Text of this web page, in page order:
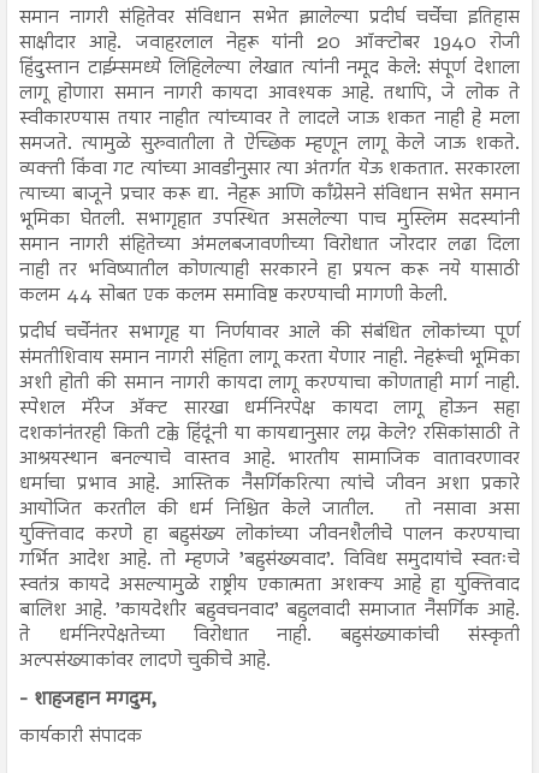
समान नागरी संहितेवर संविधान सभेत झालेल्या प्रदीर्घ चर्चेचा इतिहास
साक्षीदार आहे. जवाहरलाल नेहरू यांनी 20 ऑक्टोबर 1940 रोजी
हिंदुस्तान टाईम्समध्ये लिहिलेल्या लेखात त्यांनी नमूद केले: संपूर्ण देशाला
लागू होणारा समान नागरी कायदा आवश्यक आहे. तथापि, जे लोक ते
स्वीकारण्यास तयार नाहीत त्यांच्यावर ते लादले जाऊ शकत नाही हे मला
समजते. त्यामुळे सुरुवातीला ते ऐच्छिक म्हणून लागू केले जाऊ शकते.
व्यक्ती किंवा गट त्यांच्या आवडीनुसार त्या अंतर्गत येऊ शकतात. सरकारला
त्याच्या बाजूने प्रचार करू द्या. नेहरू आणि काँग्रेसने संविधान सभेत समान
भूमिका घेतली. सभागृहात उपस्थित असलेल्या पाच मुस्लिम सदस्यांनी
समान नागरी संहितेच्या अंमलबजावणीच्या विरोधात जोरदार लढा दिला
नाही तर भविष्यातील कोणत्याही सरकारने हा प्रयत्न करू नये यासाठी
कलम 44 सोबत एक कलम समाविष्ट करण्याची मागणी केली.
प्रदीर्घ चर्चेनंतर सभागृह या निर्णयावर आले की संबंधित लोकांच्या पूर्ण
संमतीशिवाय समान नागरी संहिता लागू करता येणार नाही. नेहरूंची भूमिका
अशी होती की समान नागरी कायदा लागू करण्याचा कोणताही मार्ग नाही.
स्पेशल मॅरेज अ‍ॅक्ट सारखा धर्मनिरपेक्ष कायदा लागू होऊन सहा
दशकांनंतरही किती टक्के हिंदूंनी या कायद्यानुसार लग्न केले? रसिकांसाठी ते
आश्रयस्थान बनल्याचे वास्तव आहे. भारतीय सामाजिक वातावरणावर
धर्माचा प्रभाव आहे. आस्तिक नैसर्गिकरित्या त्यांचे जीवन अशा प्रकारे
आयोजित करतील की धर्म निश्चित केले जातील.
तो नसावा असा
युक्तिवाद करणे हा बहुसंख्य लोकांच्या जीवनशैलीचे पालन करण्याचा
गर्भित आदेश आहे. तो म्हणजे ’बहुसंख्यवाद’. विविध समुदायांचे स्वतःचे
स्वतंत्र कायदे असल्यामुळे राष्ट्रीय एकात्मता अशक्य आहे हा युक्तिवाद
बालिश आहे. ’कायदेशीर बहुवचनवाद’ बहुलवादी समाजात नैसर्गिक आहे.
ते धर्मनिरपेक्षतेच्या विरोधात नाही. बहुसंख्याकांची संस्कृती
अल्पसंख्याकांवर लादणे चुकीचे आहे.
- शाहजहान मगदुम,
कार्यकारी संपादक